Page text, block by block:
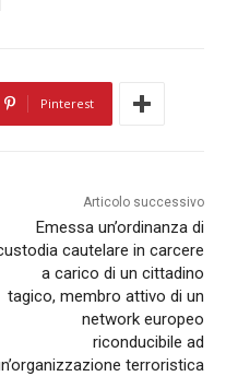
Pinterest
Articolo successivo
Emessa un’ordinanza di
cautelare in carcere
a carico di un cittadino
tagico, membro attivo di un
network europeo
riconducibile ad
terroristica